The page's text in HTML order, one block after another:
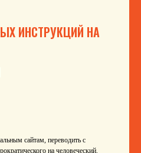
ИНСТРУКЦИЙ НА
сайтам, переводить с
на человеческий.